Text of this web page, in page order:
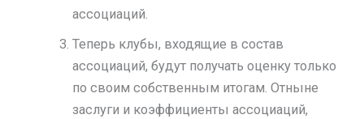
ассоциаций.
Теперь клубы, входящие в состав
ассоциаций, будут получать оценку только
по своим собственным итогам. Отныне
заслуги и коэффициенты ассоциаций,